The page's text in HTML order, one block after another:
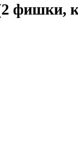
фишки,